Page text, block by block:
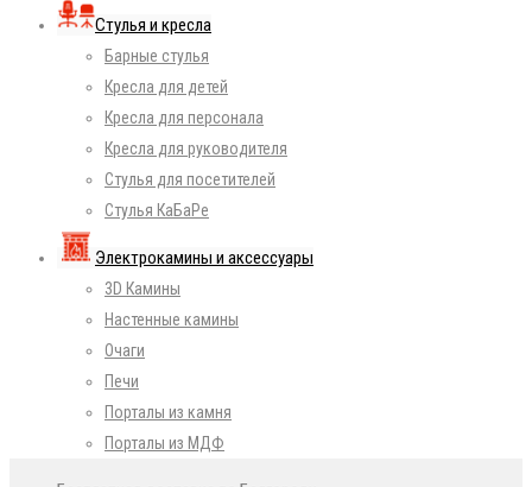
Стулья и кресла
Барные стулья
Кресла для детей
Кресла для персонала
Кресла для руководителя
Стулья для посетителей
Стулья КаБаРе
Электрокамины и аксессуары
3D Камины
Настенные камины
Очаги
Печи
Порталы из камня
Порталы из МДФ